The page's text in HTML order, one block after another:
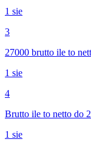
1 sie
3
27000 brutto ile to
1 sie
4
Brutto ile to netto do
1 sie